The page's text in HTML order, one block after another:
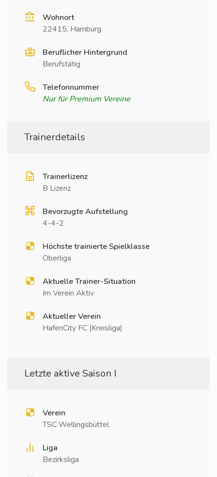
Wohnort
22415, Hamburg
Beruflicher Hintergrund
Berufstätig
Telefonnummer
Nur für Premium Vereine
Trainerdetails
Trainerlizenz
B Lizenz
Bevorzugte Aufstellung
4-4-2
Höchste trainierte Spielklasse
Oberliga
Aktuelle Trainer-Situation
Im Verein Aktiv
Aktueller Verein
HafenCity FC (Kreisliga)
Letzte aktive Saison I
Verein
TSC Wellingsbüttel
Liga
Bezirksliga